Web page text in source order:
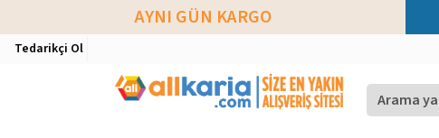
AYNI GÜN KARGO
Tedarikçi Ol